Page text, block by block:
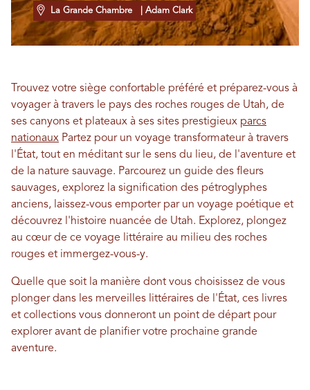
La Grande Chambre | Adam Clark
Trouvez votre siège confortable préféré et préparez-vous à
voyager à travers le pays des roches rouges de Utah, de
ses canyons et plateaux à ses sites prestigieux parcs
nationaux Partez pour un voyage transformateur à travers
l'État, tout en méditant sur le sens du lieu, de l'aventure et
de la nature sauvage. Parcourez un guide des fleurs
sauvages, explorez la signification des pétroglyphes
anciens, laissez-vous emporter par un voyage poétique et
découvrez l'histoire nuancée de Utah. Explorez, plongez
au cœur de ce voyage littéraire au milieu des roches
rouges et immergez-vous-y.
Quelle que soit la manière dont vous choisissez de vous
plonger dans les merveilles littéraires de l'État, ces livres
et collections vous donneront un point de départ pour
explorer avant de planifier votre prochaine grande
aventure.